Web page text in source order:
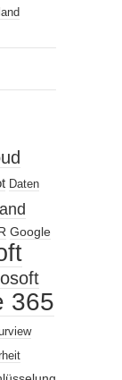
Daten
Google
365